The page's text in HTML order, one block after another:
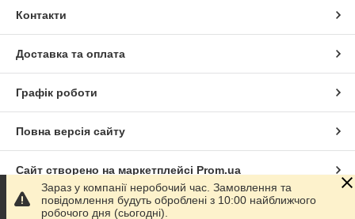
Контакти
Доставка та оплата
Графік роботи
Повна версія сайту
Сайт створено на маркетплейсі Prom.ua
Політика конфіденційності
Зараз у компанії неробочий час. Замовлення та
повідомлення будуть оброблені з 10:00 найближчого
робочого дня (сьогодні).